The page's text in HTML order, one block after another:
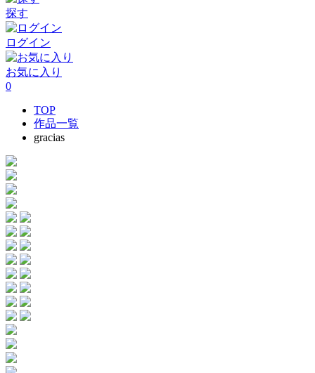
探す
ログイン
お気に入り
0
TOP
作品一覧
gracias